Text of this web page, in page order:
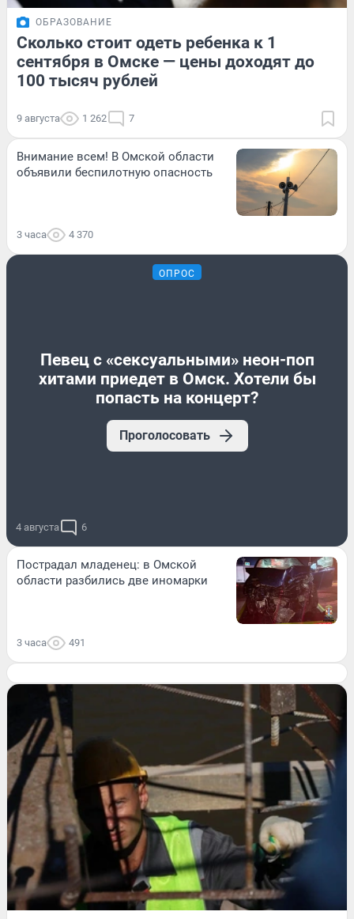
ОБРАЗОВАНИЕ
Сколько стоит одеть ребенка к 1
сентября в Омске — цены доходят до
100 тысяч рублей
9 августа 1 262 7
Внимание всем! В Омской области
объявили беспилотную опасность
3 часа 4 370
ОПРОС
Певец с «сексуальными» неон-поп
хитами приедет в Омск. Хотели бы
попасть на концерт?
Проголосовать
4 августа 6
Пострадал младенец: в Омской
области разбились две иномарки
3 часа 491